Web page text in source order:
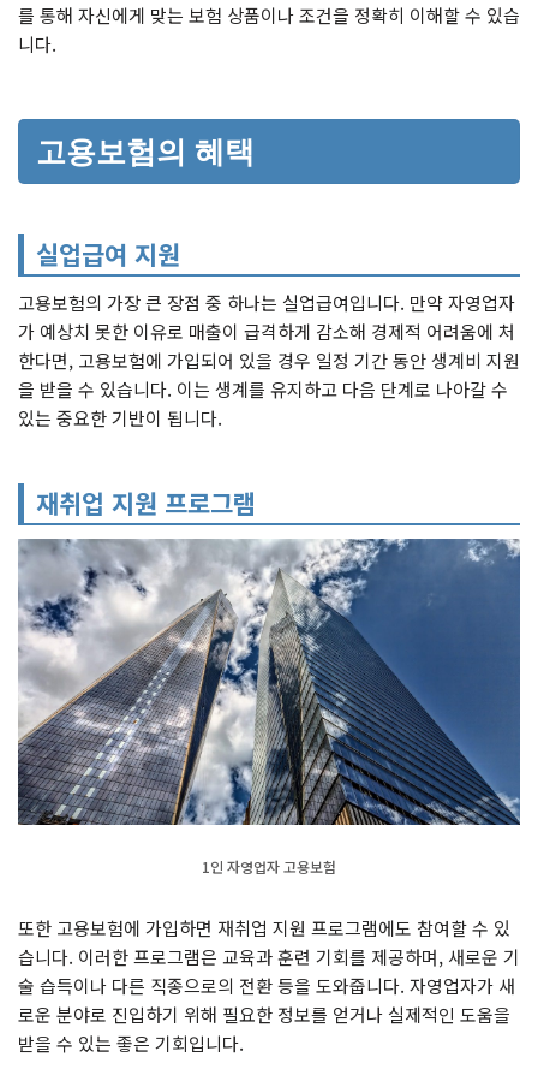
를 통해 자신에게 맞는 보험 상품이나 조건을 정확히 이해할 수 있습
니다.
고용보험의 혜택
실업급여 지원
고용보험의 가장 큰 장점 중 하나는 실업급여입니다. 만약 자영업자
가 예상치 못한 이유로 매출이 급격하게 감소해 경제적 어려움에 처
한다면, 고용보험에 가입되어 있을 경우 일정 기간 동안 생계비 지원
을 받을 수 있습니다. 이는 생계를 유지하고 다음 단계로 나아갈 수
있는 중요한 기반이 됩니다.
재취업 지원 프로그램
1인 자영업자 고용보험
또한 고용보험에 가입하면 재취업 지원 프로그램에도 참여할 수 있
습니다. 이러한 프로그램은 교육과 훈련 기회를 제공하며, 새로운 기
술 습득이나 다른 직종으로의 전환 등을 도와줍니다. 자영업자가 새
로운 분야로 진입하기 위해 필요한 정보를 얻거나 실제적인 도움을
받을 수 있는 좋은 기회입니다.